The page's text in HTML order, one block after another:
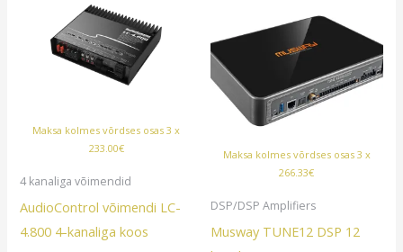
Maksa kolmes võrdses osas 3 x
233.00€
4 kanaliga võimendid
AudioControl võimendi LC-
4.800 4-kanaliga koos
Maksa kolmes võrdses osas 3 x
266.33€
DSP/DSP Amplifiers
Musway TUNE12 DSP 12